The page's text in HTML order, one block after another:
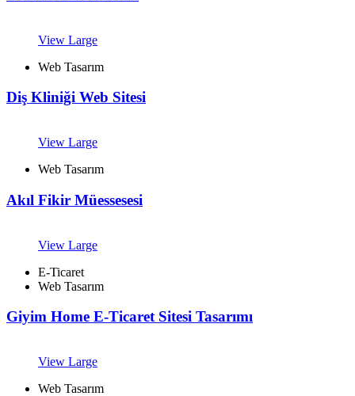
View Large
Web Tasarım
Diş Kliniği Web Sitesi
View Large
Web Tasarım
Akıl Fikir Müessesesi
View Large
E-Ticaret
Web Tasarım
Giyim Home E-Ticaret Sitesi Tasarımı
View Large
Web Tasarım